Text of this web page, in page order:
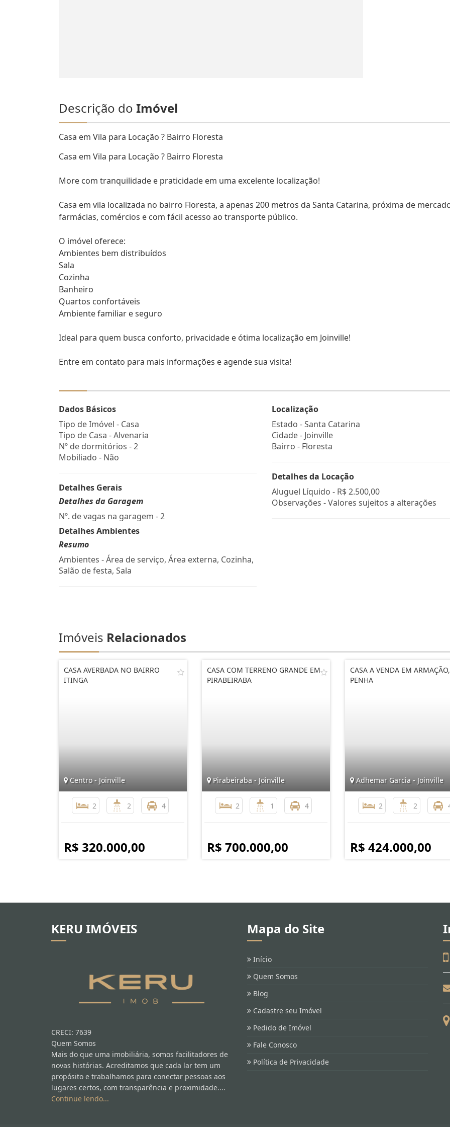
Descrição do Imóvel
Casa em Vila para Locação ? Bairro Floresta
Casa em Vila para Locação ? Bairro Floresta
More com tranquilidade e praticidade em uma excelente localização!
Casa em vila localizada no bairro Floresta, a apenas 200 metros da Santa Catarina, próxima de
farmácias, comércios e com fácil acesso ao transporte público.
O imóvel oferece:
Ambientes bem distribuídos
Sala
Cozinha
Banheiro
Quartos confortáveis
Ambiente familiar e seguro
Ideal para quem busca conforto, privacidade e ótima localização em Joinville!
Entre em contato para mais informações e agende sua visita!
Dados Básicos
Tipo de Imóvel - Casa
Tipo de Casa - Alvenaria
Nº de dormitórios - 2
Mobiliado - Não
Detalhes Gerais
Detalhes da Garagem
Nº. de vagas na garagem - 2
Detalhes Ambientes
Resumo
Ambientes - Área de serviço, Área externa, Cozinha,
Salão de festa, Sala
Localização
Estado -Santa Catarina
Cidade - Joinville
Bairro - Floresta
Detalhes da Locação
Aluguel Líquido - R$ 2.500,00
Observações - Valores sujeitos a alterações
Imóveis Relacionados
CASA AVERBADA NO BAIRRO
ITINGA
Centro - Joinville
2 2 4
R$ 320.000,00
CASA COM TERRENO GRANDE EM
PIRABEIRABA
Pirabeiraba - Joinville
2 1 4
R$ 700.000,00
CASA A VENDA EM ARMAÇÃO,
PENHA
Adhemar Garcia - Joinville
2 2
R$ 424.000,00
KERU IMÓVEIS
CRECI: 7639
Quem Somos
Mais do que uma imobiliária, somos facilitadores de
novas histórias. Acreditamos que cada lar tem um
propósito e trabalhamos para conectar pessoas aos
lugares certos, com transparência e proximidade....
Continue lendo...
Mapa do Site
Início
Quem Somos
Blog
Cadastre seu Imóvel
Pedido de Imóvel
Fale Conosco
Política de Privacidade